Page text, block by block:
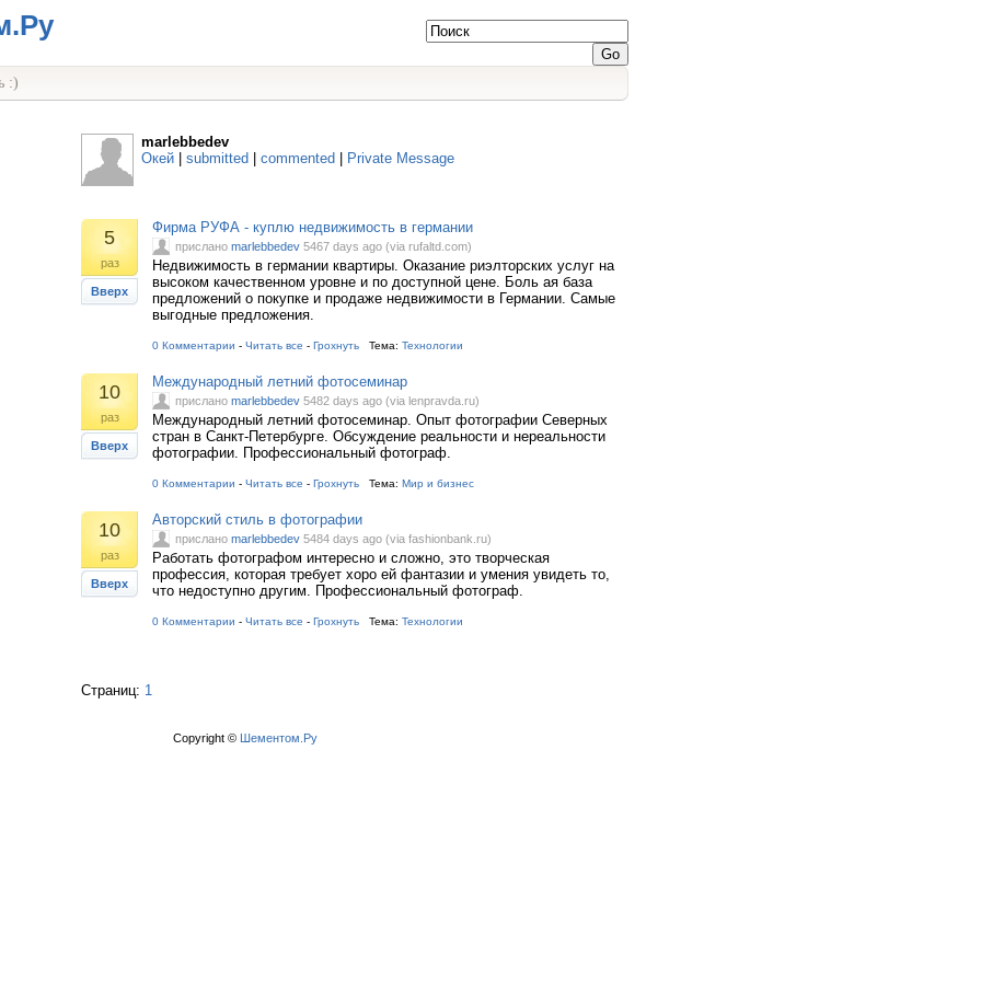
:)
marlebbedev
Окей
submitted commented Private Message
5
раз
Вверх
Фирма РУФА - куплю недвижимость в германии
прислано marlebbedev 5467 days ago (via rufaltd.com)
Недвижимость в германии квартиры. Оказание риэлторских услуг на
высоком качественном уровне и по доступной цене. Боль ая база
предложений о покупке и продаже недвижимости в Германии. Самые
выгодные предложения.
0 Комментарии - Читать все - Грохнуть Тема: Технологии
10
раз
Вверх
Международный летний фотосеминар
прислано marlebbedev 5482 days ago (via lenpravda.ru)
Международный летний фотосеминар. Опыт фотографии Северных
стран в Санкт-Петербурге. Обсуждение реальности и нереальности
фотографии. Профессиональный фотограф.
0 Комментарии - Читать все - Грохнуть Тема: Мир и бизнес
10
раз
Вверх
Авторский стиль в фотографии
прислано marlebbedev 5484 days ago (via fashionbank.ru)
Работать фотографом интересно и сложно, это творческая
профессия, которая требует хоро ей фантазии и умения увидеть то,
что недоступно другим. Профессиональный фотограф.
0 Комментарии - Читать все - Грохнуть Тема: Технологии
Страниц: 1
Copyright © Шементом.Ру